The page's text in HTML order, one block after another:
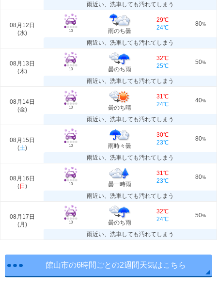
雨近い、洗車しても汚れてしまう
08月12日
(水) 10 雨のち曇
29℃
24℃
80%
雨近い、洗車しても汚れてしまう
08月13日
(木) 10 曇のち雨
32℃
25℃
50%
雨近い、洗車しても汚れてしまう
08月14日
(金) 10 曇のち晴
31℃
24℃
40%
雨近い、洗車しても汚れてしまう
08月15日
(土) 10 雨時々曇
30℃
23℃
80%
雨近い、洗車しても汚れてしまう
08月16日
(日 ) 10 曇一時雨
31℃
23℃
80%
雨近い、洗車しても汚れてしまう
08月17日
(月 ) 10 曇のち雨
32℃
24℃
50%
雨近い、洗車しても汚れてしまう
館山市の6時間ごとの2週間天気はこちら